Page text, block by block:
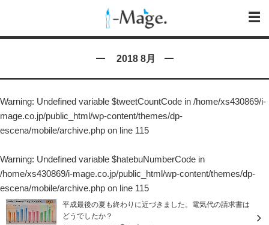
2018 8月
Warning: Undefined variable $tweetCountCode in /home/xs430869/i-
mage.co.jp/public_html/wp-content/themes/dp-
escena/mobile/archive.php on line 115
Warning: Undefined variable $hatebuNumberCode in
/home/xs430869/i-mage.co.jp/public_html/wp-content/themes/dp-
escena/mobile/archive.php on line 115
平成最後の夏も終わりに近づきました。電気代の請求書は
どうでしたか？